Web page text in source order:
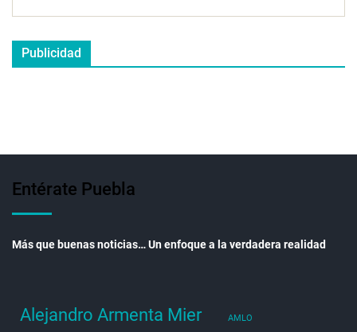
Publicidad
Entérate Puebla
Más que buenas noticias… Un enfoque a la verdadera realidad
Alejandro Armenta Mier AMLO